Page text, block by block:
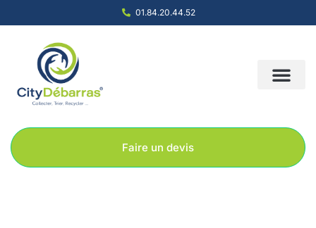
01.84.20.44.52
Faire un devis